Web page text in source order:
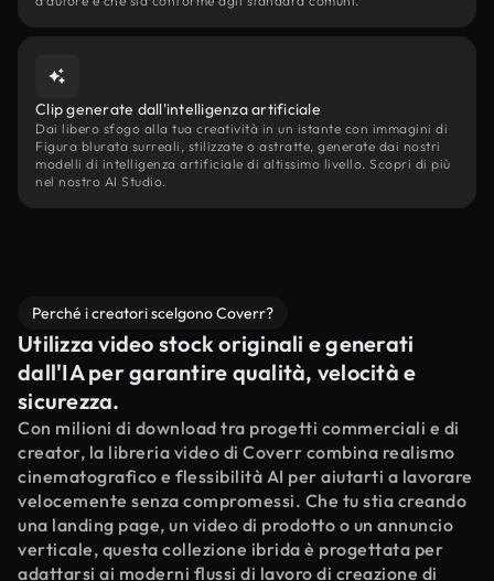
Clip generate dall'intelligenza artificiale
Dai libero sfogo alla tua creatività in un istante con immagini di
Figura blurata surreali, stilizzate o astratte, generate dai nostri
modelli di intelligenza artificiale di altissimo livello. Scopri di più
nel nostro AI Studio.
Perché i creatori scelgono Coverr?
Utilizza video stock originali e generati
dall'IA per garantire qualità, velocità e
sicurezza.
Con milioni di download tra progetti commerciali e di
creator, la libreria video di Coverr combina realismo
cinematografico e flessibilità AI per aiutarti a lavorare
velocemente senza compromessi. Che tu stia creando
una landing page, un video di prodotto o un annuncio
verticale, questa collezione ibrida è progettata per
adattarsi ai moderni flussi di lavoro di creazione di